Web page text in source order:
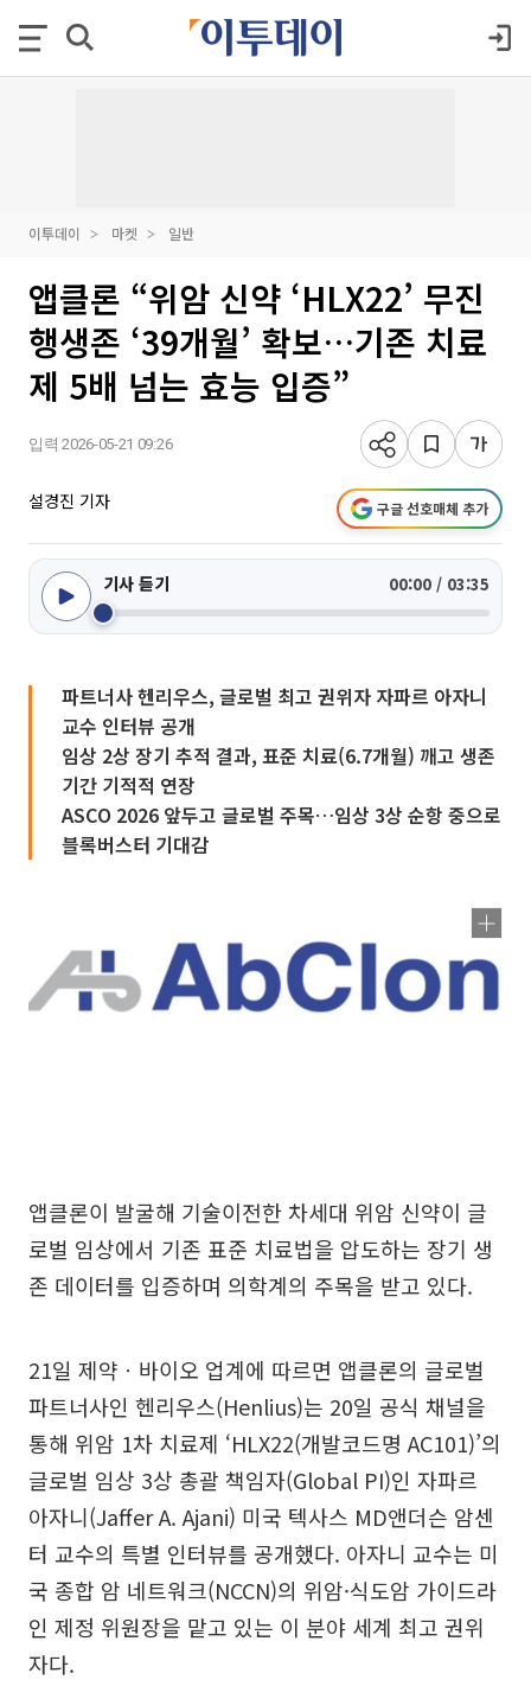
이투데이 마켓 일반
앱클론 “위암 신약 ‘HLX22’ 무진
행생존 ‘39개월’ 확보…기존 치료
제 5배 넘는 효능 입증”
입력 2026-05-21 09:26
설경진 기자 구글 선호매체 추가
기사 듣기 00:00 / 03:35
파트너사 헨리우스, 글로벌 최고 권위자 자파르 아자니
교수 인터뷰 공개
임상 2상 장기 추적 결과, 표준 치료(6.7개월) 깨고 생존
기간 기적적 연장
ASCO 2026 앞두고 글로벌 주목…임상 3상 순항 중으로
블록버스터 기대감
앱클론이 발굴해 기술이전한 차세대 위암 신약이 글
로벌 임상에서 기존 표준 치료법을 압도하는 장기 생
존 데이터를 입증하며 의학계의 주목을 받고 있다.
21일 제약ㆍ바이오 업계에 따르면 앱클론의 글로벌
파트너사인 헨리우스(Henlius)는 20일 공식 채널을
통해 위암 1차 치료제 ‘HLX22(개발코드명 AC101)’의
글로벌 임상 3상 총괄 책임자(Global PI)인 자파르
아자니(Jaffer A. Ajani) 미국 텍사스 MD앤더슨 암센
터 교수의 특별 인터뷰를 공개했다. 아자니 교수는 미
국 종합 암 네트워크(NCCN)의 위암·식도암 가이드라
인 제정 위원장을 맡고 있는 이 분야 세계 최고 권위
자다.